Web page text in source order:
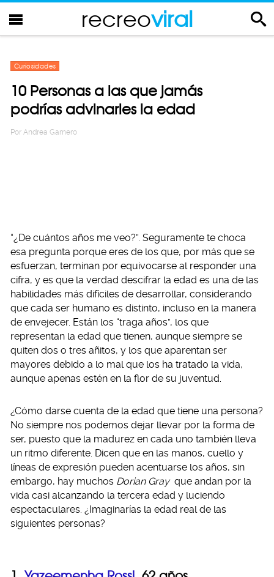
recreoviral
Curiosidades
10 Personas a las que jamás
podrías advinarles la edad
Por Andrea Gamero
“¿De cuántos años me veo?”. Seguramente te choca
esa pregunta porque eres de los que, por más que se
esfuerzan, terminan por equivocarse al responder una
cifra, y es que la verdad descifrar la edad es una de las
habilidades más difíciles de desarrollar, considerando
que cada ser humano es distinto, incluso en la manera
de envejecer. Están los “traga años”, los que
representan la edad que tienen, aunque siempre se
quiten dos o tres añitos, y los que aparentan ser
mayores debido a lo mal que los ha tratado la vida,
aunque apenas estén en la flor de su juventud.
¿Cómo darse cuenta de la edad que tiene una persona?
No siempre nos podemos dejar llevar por la forma de
ser, puesto que la madurez en cada uno también lleva
un ritmo diferente. Dicen que en las manos, cuello y
líneas de expresión pueden acentuarse los años, sin
embargo, hay muchos Dorian Gray que andan por la
vida casi alcanzando la tercera edad y luciendo
espectaculares. ¿Imaginarías la edad real de las
siguientes personas?